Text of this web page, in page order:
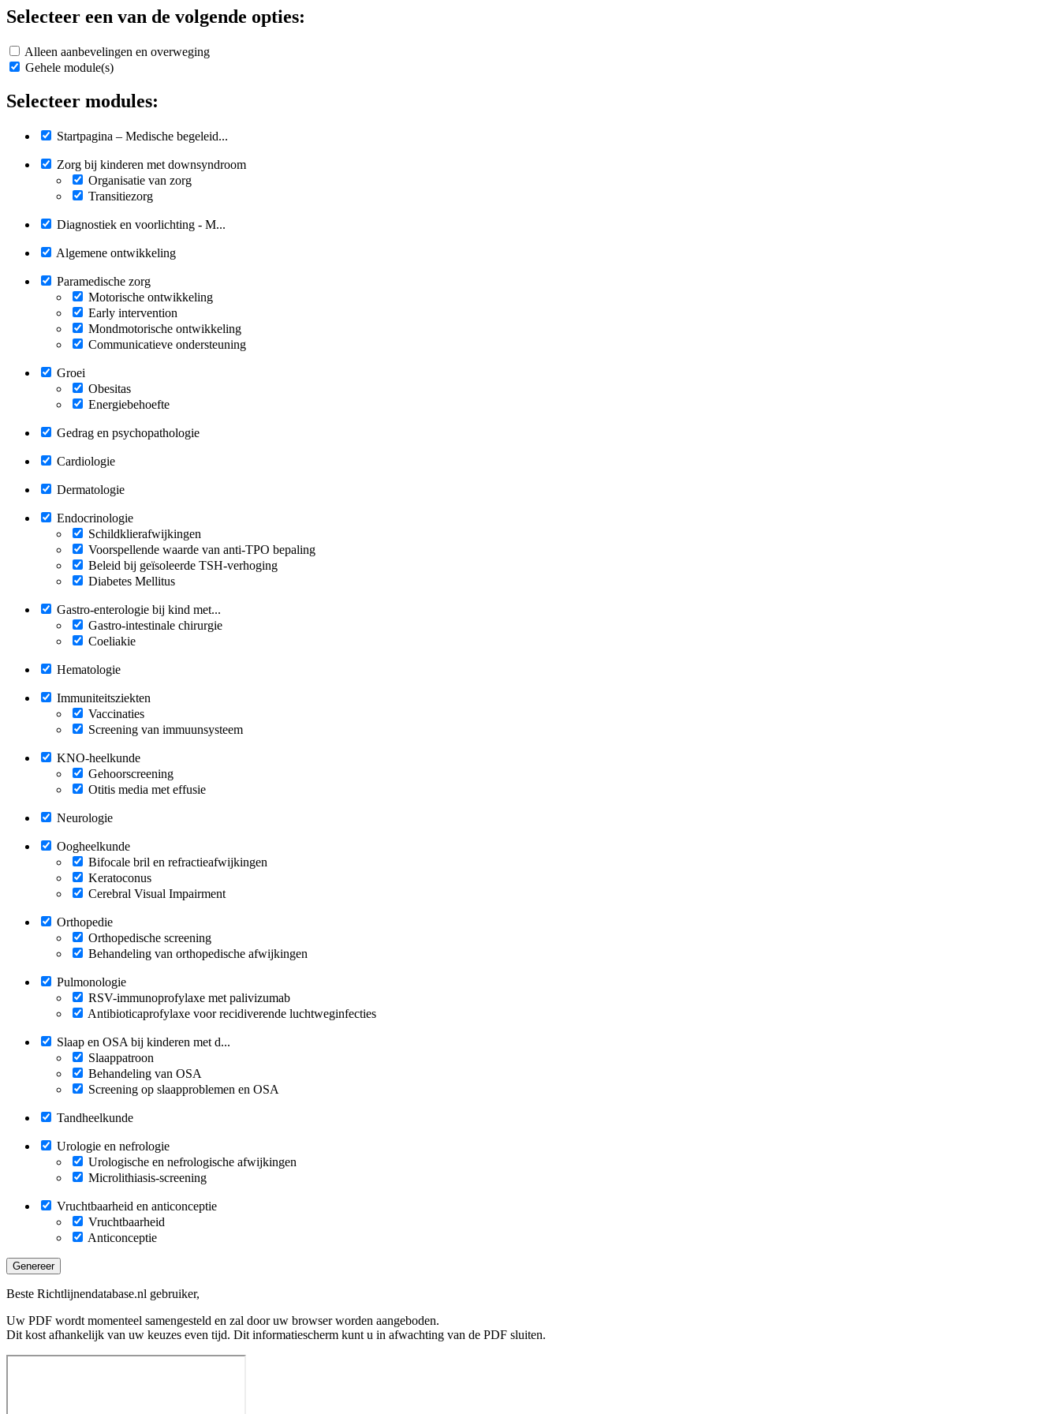
Selecteer een van de volgende opties:
Alleen aanbevelingen en overweging
Gehele module(s)
Selecteer modules:
Startpagina – Medische begeleid...
Zorg bij kinderen met downsyndroom
Organisatie van zorg
Transitiezorg
Diagnostiek en voorlichting - M...
Algemene ontwikkeling
Paramedische zorg
Motorische ontwikkeling
Early intervention
Mondmotorische ontwikkeling
Communicatieve ondersteuning
Groei
Obesitas
Energiebehoefte
Gedrag en psychopathologie
Cardiologie
Dermatologie
Endocrinologie
Schildklierafwijkingen
Voorspellende waarde van anti-TPO bepaling
Beleid bij geïsoleerde TSH-verhoging
Diabetes Mellitus
Gastro-enterologie bij kind met...
Gastro-intestinale chirurgie
Coeliakie
Hematologie
Immuniteitsziekten
Vaccinaties
Screening van immuunsysteem
KNO-heelkunde
Gehoorscreening
Otitis media met effusie
Neurologie
Oogheelkunde
Bifocale bril en refractieafwijkingen
Keratoconus
Cerebral Visual Impairment
Orthopedie
Orthopedische screening
Behandeling van orthopedische afwijkingen
Pulmonologie
RSV-immunoprofylaxe met palivizumab
Antibioticaprofylaxe voor recidiverende luchtweginfecties
Slaap en OSA bij kinderen met d...
Slaappatroon
Behandeling van OSA
Screening op slaapproblemen en OSA
Tandheelkunde
Urologie en nefrologie
Urologische en nefrologische afwijkingen
Microlithiasis-screening
Vruchtbaarheid en anticonceptie
Vruchtbaarheid
Anticonceptie
Genereer
Beste Richtlijnendatabase.nl gebruiker,
Uw PDF wordt momenteel samengesteld en zal door uw browser worden aangeboden.
Dit kost afhankelijk van uw keuzes even tijd. Dit informatiescherm kunt u in afwachting van de PDF sluiten.